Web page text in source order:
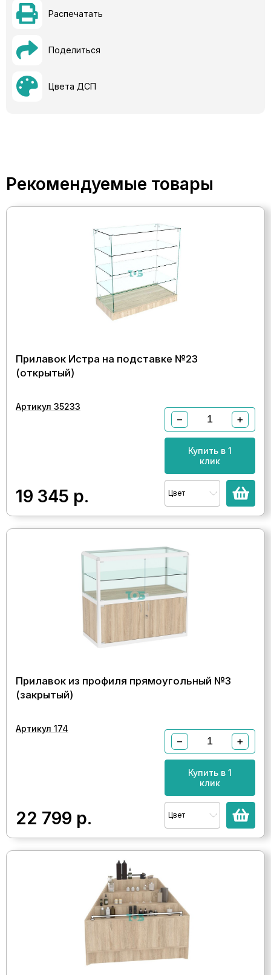
Распечатать
Поделиться
Цвета ДСП
Рекомендуемые товары
Прилавок Истра на подставке №23
(открытый)
Артикул 35233
19 345 р.
− +
Купить в 1
клик
Цвет
Прилавок из профиля прямоугольный №3
(закрытый)
Артикул 174
22 799 р.
− +
Купить в 1
клик
Цвет